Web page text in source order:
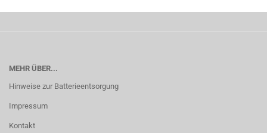
MEHR ÜBER...
Hinweise zur Batterieentsorgung
Impressum
Kontakt